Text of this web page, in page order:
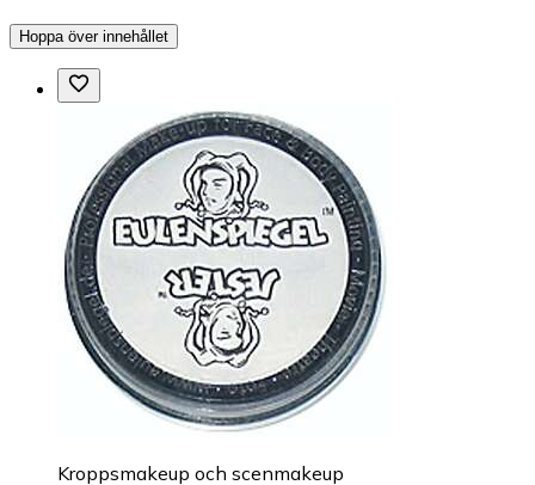
Hoppa över innehållet
Kroppsmakeup och scenmakeup